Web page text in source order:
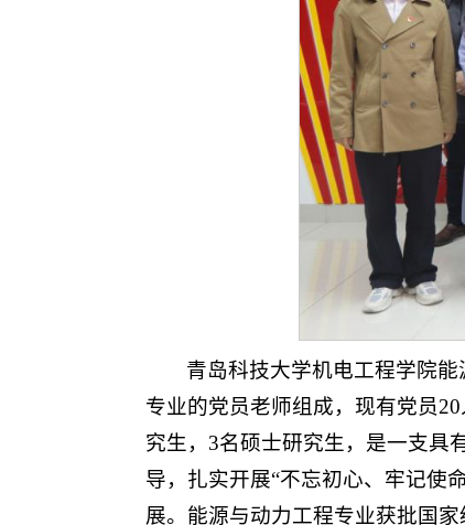
青岛科技大学机电工程学院
专业的党员老师组成，现有党员
究生，3名硕士研究生，是一支具
导，扎实开展“不忘初心、牢记使
展。能源与动力工程专业获批国